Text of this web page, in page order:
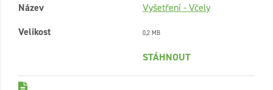
Název
Vyšetření - Včely
Velikost
0,2 MB
STÁHNOUT